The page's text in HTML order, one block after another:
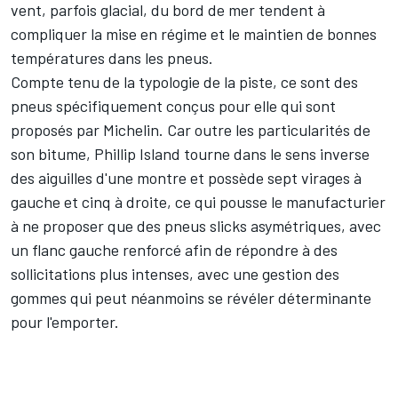
vent, parfois glacial, du bord de mer tendent à
compliquer la mise en régime et le maintien de bonnes
températures dans les pneus.
Compte tenu de la typologie de la piste, ce sont des
pneus spécifiquement conçus pour elle qui sont
proposés par Michelin. Car outre les particularités de
son bitume, Phillip Island tourne dans le sens inverse
des aiguilles d'une montre et possède sept virages à
gauche et cinq à droite, ce qui pousse le manufacturier
à ne proposer que des pneus slicks asymétriques, avec
un flanc gauche renforcé afin de répondre à des
sollicitations plus intenses, avec une gestion des
gommes qui peut néanmoins se révéler déterminante
pour l'emporter.